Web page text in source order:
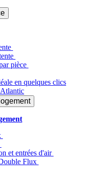
pièce
en quelques clics
et entrées d'air
Flux